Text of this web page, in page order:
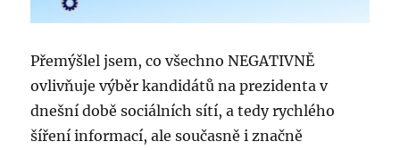
Přemýšlel jsem, co všechno NEGATIVNĚ
ovlivňuje výběr kandidátů na prezidenta v
dnešní době sociálních sítí, a tedy rychlého
šíření informací, ale současně i značně